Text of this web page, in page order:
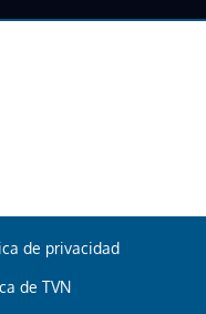
de privacidad
de TVN